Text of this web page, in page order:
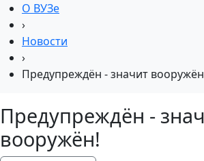
О ВУЗе
›
Новости
›
Предупреждён - значит
Предупреждён -
вооружён!